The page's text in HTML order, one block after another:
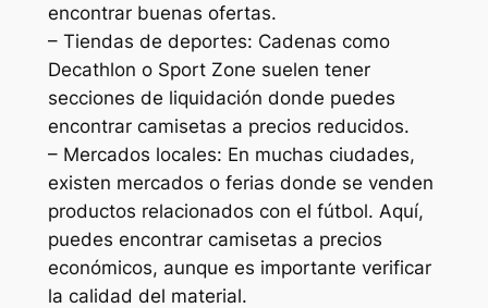
encontrar buenas ofertas.
– Tiendas de deportes: Cadenas como
Decathlon o Sport Zone suelen tener
secciones de liquidación donde puedes
encontrar camisetas a precios reducidos.
– Mercados locales: En muchas ciudades,
existen mercados o ferias donde se venden
productos relacionados con el fútbol. Aquí,
puedes encontrar camisetas a precios
económicos, aunque es importante verificar
la calidad del material.